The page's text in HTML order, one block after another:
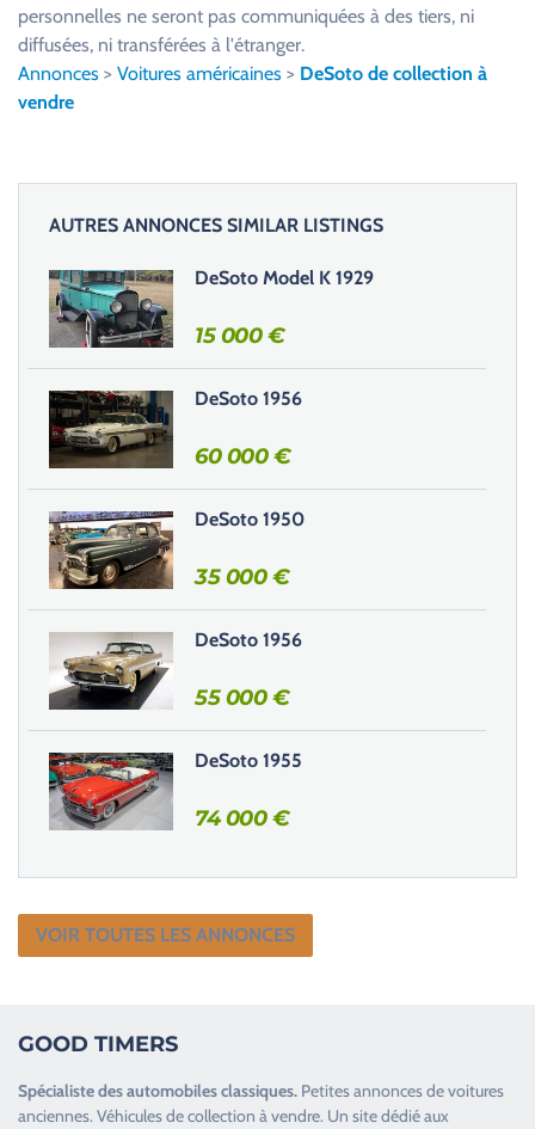
e
s
e
r
c
c
h
a
m
p
v
i
d
e
.
personnelles ne seront pas communiquées à des tiers, ni
diffusées, ni transférées à l'étranger.
Annonces > Voitures américaines > DeSoto de collection à
vendre
AUTRES ANNONCES SIMILAR LISTINGS
DeSoto Model K 1929
15 000€
DeSoto 1956
60 000€
DeSoto 1950
35 000€
DeSoto 1956
55 000€
DeSoto 1955
74 000€
VOIR TOUTES LES ANNONCES
GOOD TIMERS
Spécialiste desautomobiles classiques. Petites annonces devoitures
anciennes.Véhicules de collection à vendre. Un site dédié aux